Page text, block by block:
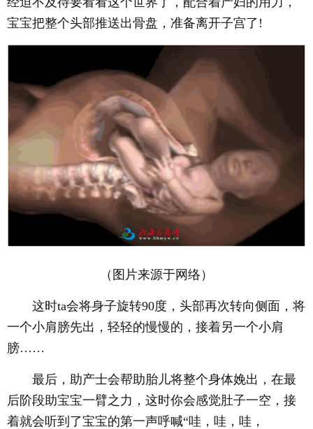
宝宝把整个头部推送出骨盘，准备离开子宫了!
（图片来源于网络）
这时ta会将身子旋转90度，头部再次转向侧面，将
一个小肩膀先出，轻轻的慢慢的，接着另一个小肩
膀……
最后，助产士会帮助胎儿将整个身体娩出，在最
后阶段助宝宝一臂之力，这时你会感觉肚子一空，接
着就会听到了宝宝的第一声呼喊“哇，哇，哇，